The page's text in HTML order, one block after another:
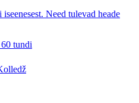
Need tulevad heade
tundi